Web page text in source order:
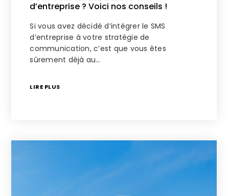
d’entreprise ? Voici nos conseils !
Si vous avez décidé d’intégrer le SMS
d’entreprise à votre stratégie de
communication, c’est que vous êtes
sûrement déjà au…
LIRE PLUS